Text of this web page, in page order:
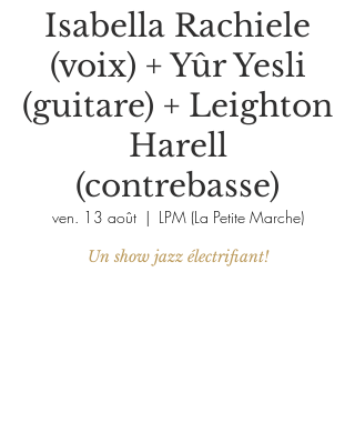
Isabella Rachiele
(voix) + Yûr Yesli
(guitare) + Leighton
Harell
(contrebasse)
ven. 13 août
  |
LPM (La Petite Marche)
Un show jazz électrifiant!